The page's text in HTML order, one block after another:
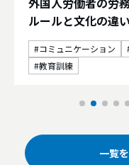
ルールと文化の違
の視点
コミュニケーション
教育訓練
一覧